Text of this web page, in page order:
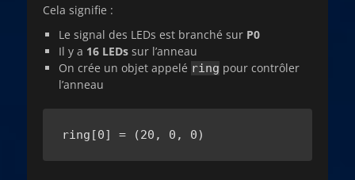
Cela signifie :
Le signal des LEDs est branché sur P0
Il y a 16 LEDs sur l’anneau
On crée un objet appelé ring pour contrôler
l’anneau
ring[0] = (20, 0, 0)